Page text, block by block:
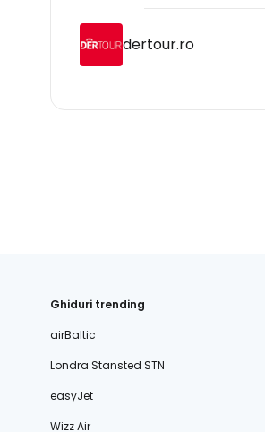
dertour.ro
Ghiduri trending
airBaltic
Londra Stansted STN
easyJet
Wizz Air